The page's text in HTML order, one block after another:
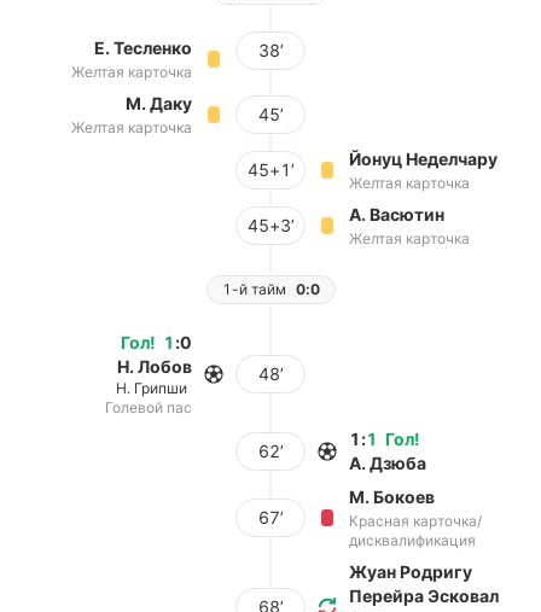
Е. Тесленко
Желтая карточка
38’
М. Даку
Желтая карточка
45’
45+1’
Йонуц Неделчару
Желтая карточка
45+3’
А. Васютин
Желтая карточка
1-й тайм 0:0
Гол! 1 :0
Н. Лобов
Н. Грипши
Голевой пас
48’
62’
Гол!
1 :1
А. Дзюба
67’
М. Бокоев
Красная карточка/
дисквалификация
68’
Жуан Родригу
Перейра Эсковал